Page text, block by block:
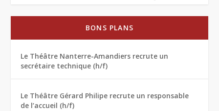
BONS PLANS
Le Théâtre Nanterre-Amandiers recrute un
secrétaire technique (h/f)
Le Théâtre Gérard Philipe recrute un responsable
de l’accueil (h/f)